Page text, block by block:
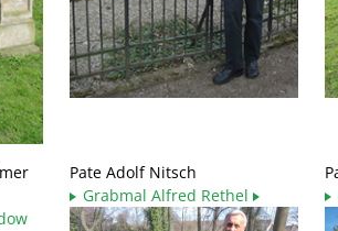
Pate Adolf Nitsch
Grabmal Alfred Rethel